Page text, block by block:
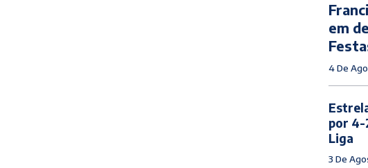
em
4 De
por 4-
Liga
3 De